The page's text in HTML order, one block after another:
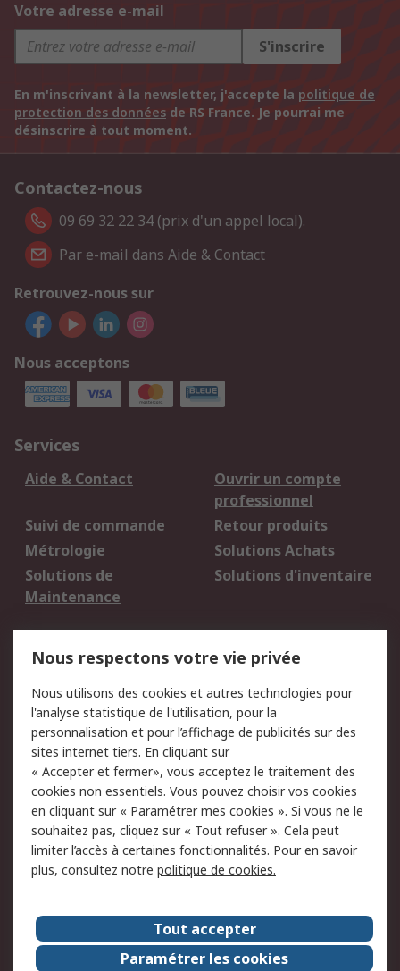
Votre adresse e-mail
S'inscrire
En m'inscrivant à la newsletter, j'accepte la politique de
protection des données de RS France. Je pourrai me
désinscrire à tout moment.
Contactez-nous
09 69 32 22 34 (prix d'un appel local).
Par e-mail dans Aide & Contact
Retrouvez-nous sur
Nous acceptons
Services
Aide & Contact
Ouvrir un compte
professionnel
Suivi de commande
Retour produits
Métrologie
Solutions Achats
Solutions de
Maintenance
Solutions d'inventaire
du site
Politique de protection
des données - Mise à
jour
Sécurité des E-mails
Conditions générales
de vente
Politique anti-
corruption
Campagnes marketing
A propos de RS
A propos de RS France
Evénements
Le groupe RS Group Plc
Presse
RS dans le monde
Démarche RSE
Nous respectons votre vie privée
Nous utilisons des cookies et autres technologies pour
l'analyse statistique de l'utilisation, pour la
personnalisation et pour l’affichage de publicités sur des
sites internet tiers. En cliquant sur
« Accepter et fermer», vous acceptez le traitement des
cookies non essentiels. Vous pouvez choisir vos cookies
en cliquant sur « Paramétrer mes cookies ». Si vous ne le
souhaitez pas, cliquez sur « Tout refuser ». Cela peut
limiter l’accès à certaines fonctionnalités. Pour en savoir
plus, consultez notre politique de cookies.
Tout accepter
Paramétrer les cookies